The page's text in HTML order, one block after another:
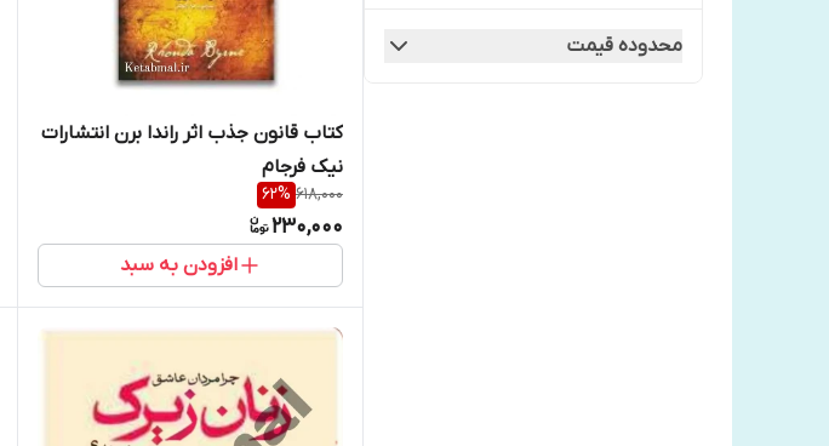
انتشارات خودمونی
محدوده قیمت
کتاب قانون جذب اثر راندا برن انتشارات
نیک فرجام
618,000
62%
230,000
افزودن به سبد